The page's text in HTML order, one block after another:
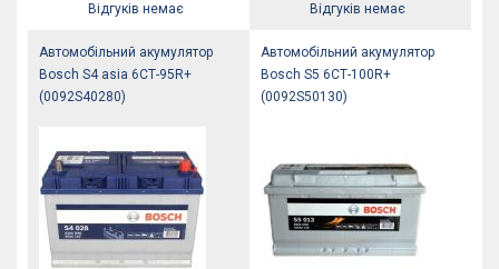
Відгуків немає
Відгуків немає
Автомобільний акумулятор
Bosch S4 asia 6СТ-95R+
(0092S40280)
Автомобільний акумулятор
Bosch S5 6СТ-100R+
(0092S50130)